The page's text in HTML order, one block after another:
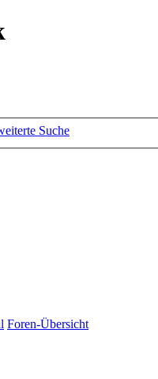
Suche
Foren-Übersicht